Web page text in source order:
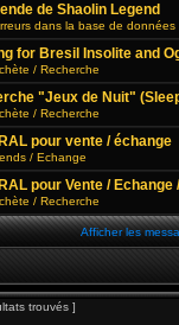
de Shaolin Legend
dans la base de données
for Bresil Insolite and
/ Recherche
"Jeux de Nuit"
/ Recherche
pour vente / échange
/ Echange
pour Vente /
/ Recherche
Afficher les
trouvés ]